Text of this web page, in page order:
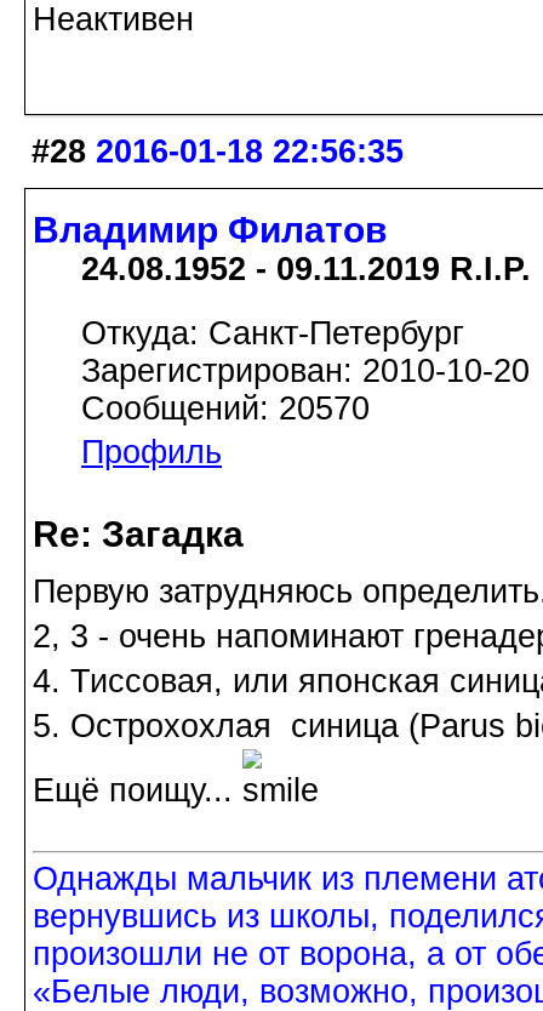
Неактивен
#28 2016-01-18 22:56:35
Владимир Филатов
24.08.1952 - 09.11.2019 R.I.P.
Откуда: Санкт-Петербург
Зарегистрирован: 2010-10-20
Сообщений: 20570
Профиль
Re: Загадка
Первую затрудняюсь
2, 3 - очень напоминают
4. Тиссовая, или японская
5. Острохохлая синица (Parus
Ещё поищу...
Однажды мальчик из племени
вернувшись из школы,
произошли не от ворона, а от
«Белые люди, возможно,